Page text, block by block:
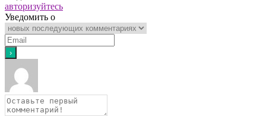
авторизуйтесь
Уведомить о